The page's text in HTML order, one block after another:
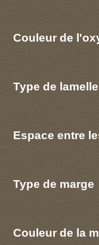
Couleur de
Type de
Espace entre
Type de marge
Couleur de la